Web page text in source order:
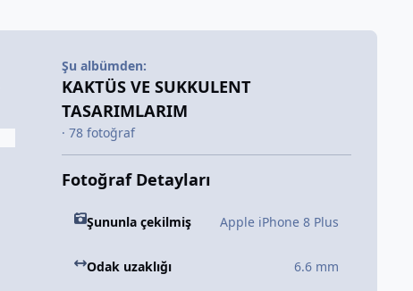
Şu albümden:
KAKTÜS VE SUKKULENT
TASARIMLARIM
· 78 fotoğraf
Fotoğraf Detayları
Şununla çekilmiş Apple iPhone 8 Plus
Odak uzaklığı 6.6 mm